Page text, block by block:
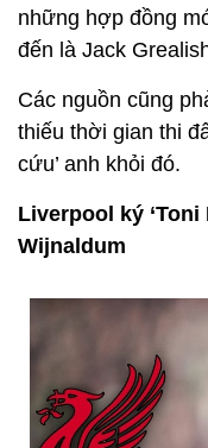
những hợp đồng
đến là Jack
Các nguồn cũng
thiếu thời gian thi
cứu’ anh khỏi đó.
Liverpool ký
Wijnaldum